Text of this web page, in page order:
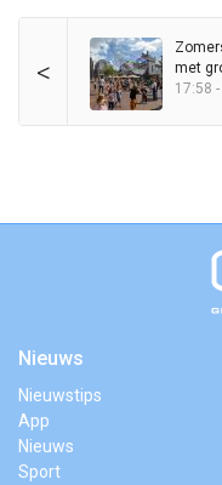
<
met
17:58
Nieuws
Nieuwstips
App
Nieuws
Sport